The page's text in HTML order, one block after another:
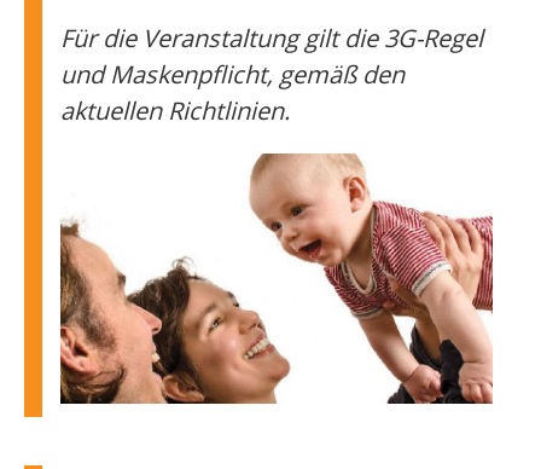
Für die Veranstaltung gilt die 3G-Regel
und Maskenpflicht, gemäß den
aktuellen Richtlinien.